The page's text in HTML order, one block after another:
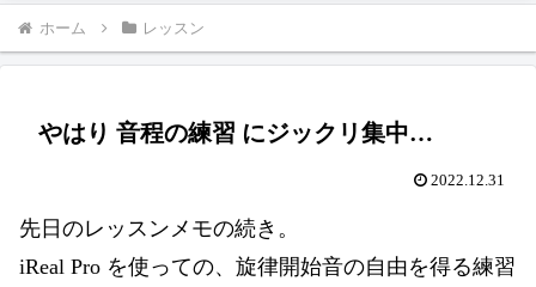
ホーム レッスン
やはり 音程の練習 にジックリ集中…
2022.12.31
先日のレッスンメモの続き。
iReal Pro を使っての、旋律開始音の自由を得る練習